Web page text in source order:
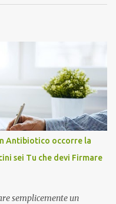
Antibiotico occorre la
sei Tu che devi Firmare
semplicemente un